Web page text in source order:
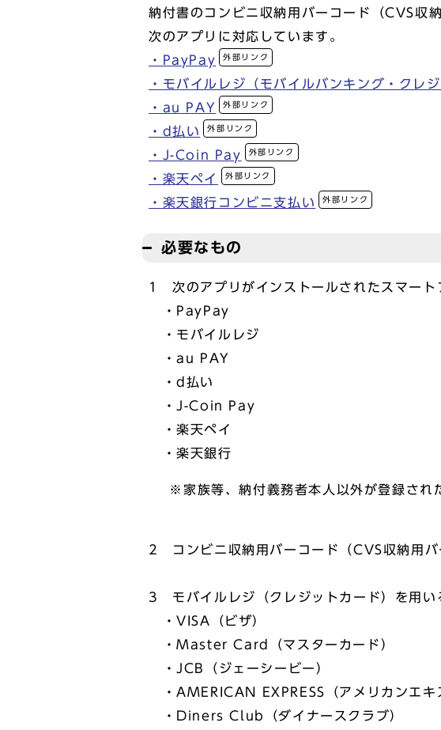
納付書のコンビニ収納用バーコード（CVS収
次のアプリに対応しています。
・PayPay
外部リンク
・モバイルレジ（モバイルバンキング・クレ
・au PAY 外部リンク
・d払い 外部リンク
・J-Coin Pay 外部リンク
・楽天ペイ 外部リンク
・楽天銀行コンビニ支払い 外部リンク
必要なもの
1 次のアプリがインストールされたスマート
・PayPay
・モバイルレジ
・au PAY
・d払い
・J-Coin Pay
・楽天ペイ
・楽天銀行
※家族等、納付義務者本人以外が登録され
2 コンビニ収納用バーコード（CVS収納用バ
3 モバイルレジ（クレジットカード）を用い
・VISA（ビザ）
・Master Card（マスターカード）
・JCB（ジェーシービー）
・AMERICAN EXPRESS（アメリカンエキ
・Diners Club（ダイナースクラブ）